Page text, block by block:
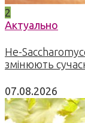
2
Актуально
Не-
змінюють
07.08.2026